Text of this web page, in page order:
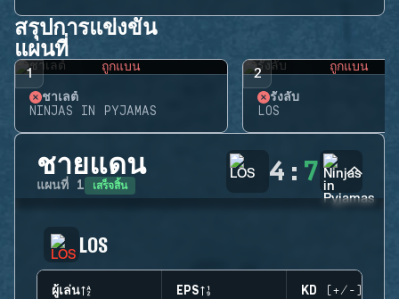
สรุปการแข่งขัน
แผนที่
1 ถูกแบน
ชาเลต์
NINJAS IN PYJAMAS
2 ถูกแบน
รังลับ
LOS
ชายแดน
แผนที่ 1 เสร็จสิ้น 4 : 7
LOS
ผู้เล่น EPS KD (+/-)